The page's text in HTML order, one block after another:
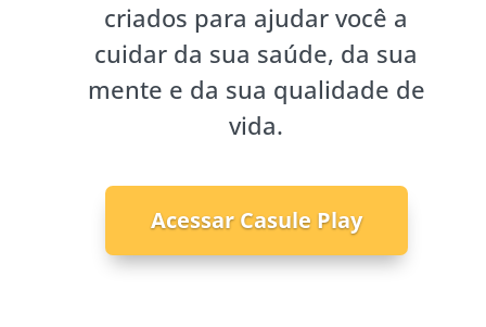
criados para ajudar você a
cuidar da sua saúde, da sua
mente e da sua qualidade de
vida.
Acessar Casule Play